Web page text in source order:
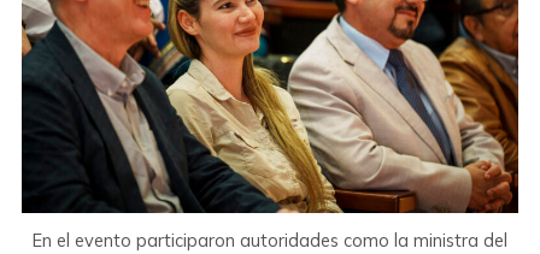
En el evento participaron autoridades como la ministra del